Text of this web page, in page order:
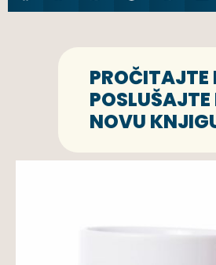
PROČITAJTE
NOVU